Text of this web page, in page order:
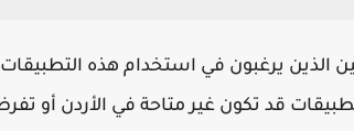
الذين يرغبون في استخدام هذه
قد تكون غير متاحة في الأردن أو